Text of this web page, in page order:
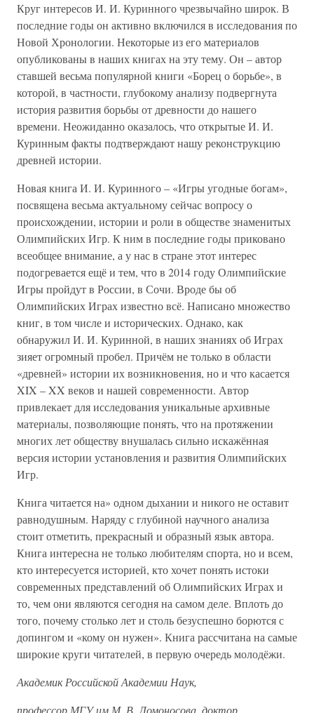
Круг интересов И. И. Куринного чрезвычайно широк. В
последние годы он активно включился в исследования по
Новой Хронологии. Некоторые из его материалов
опубликованы в наших книгах на эту тему. Он – автор
ставшей весьма популярной книги «Борец о борьбе», в
которой, в частности, глубокому анализу подвергнута
история развития борьбы от древности до нашего
времени. Неожиданно оказалось, что открытые И. И.
Куринным факты подтверждают нашу реконструкцию
древней истории.
Новая книга И. И. Куринного – «Игры угодные богам»,
посвящена весьма актуальному сейчас вопросу о
происхождении, истории и роли в обществе знаменитых
Олимпийских Игр. К ним в последние годы приковано
всеобщее внимание, а у нас в стране этот интерес
подогревается ещё и тем, что в 2014 году Олимпийские
Игры пройдут в России, в Сочи. Вроде бы об
Олимпийских Играх известно всё. Написано множество
книг, в том числе и исторических. Однако, как
обнаружил И. И. Куринной, в наших знаниях об Играх
зияет огромный пробел. Причём не только в области
«древней» истории их возникновения, но и что касается
XIX – XX веков и нашей современности. Автор
привлекает для исследования уникальные архивные
материалы, позволяющие понять, что на протяжении
многих лет обществу внушалась сильно искажённая
версия истории установления и развития Олимпийских
Игр.
Книга читается на» одном дыхании и никого не оставит
равнодушным. Наряду с глубиной научного анализа
стоит отметить, прекрасный и образный язык автора.
Книга интересна не только любителям спорта, но и всем,
кто интересуется историей, кто хочет понять истоки
современных представлений об Олимпийских Играх и
то, чем они являются сегодня на самом деле. Вплоть до
того, почему столько лет и столь безуспешно борются с
допингом и «кому он нужен». Книга рассчитана на самые
широкие круги читателей, в первую очередь молодёжи.
Академик Российской Академии Наук,
профессор МГУ им М. В. Ломоносова, доктор